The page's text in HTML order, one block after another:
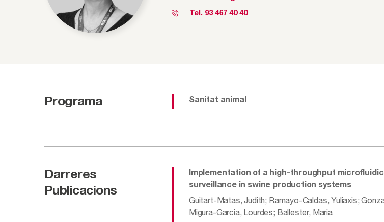
Tel. 93 467 40 40
Programa Sanitat animal
Darreres
Publicacions
Implementation of a high-throughput
surveillance in swine production systems
Guitart-Matas, Judith; Ramayo-Caldas, Yuliaxis;
Migura-Garcia, Lourdes; Ballester, Maria